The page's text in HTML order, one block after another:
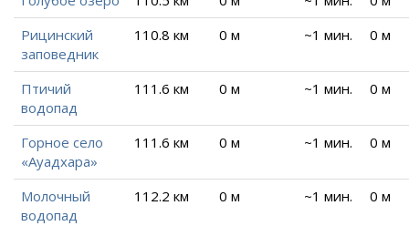
Рицинский
заповедник
110.8 км 0 м ~1 мин. 0 м
Птичий
водопад
111.6 км 0 м ~1 мин. 0 м
Горное село
«Ауадхара»
111.6 км 0 м ~1 мин. 0 м
Молочный
водопад
112.2 км 0 м ~1 мин. 0 м